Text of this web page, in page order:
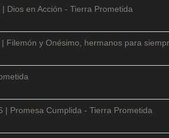
Dios en Acción - Tierra Prometida
Filemón y Onésimo, hermanos para
| Promesa Cumplida - Tierra Prometida